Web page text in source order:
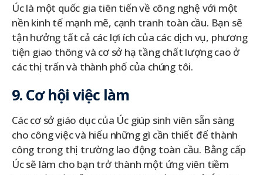
Úc là một quốc gia tiên tiến về công nghệ với một
nền kinh tế mạnh mẽ, cạnh tranh toàn cầu. Bạn sẽ
tận hưởng tất cả các lợi ích của các dịch vụ, phương
tiện giao thông và cơ sở hạ tầng chất lượng cao ở
các thị trấn và thành phố của chúng tôi.
9. Cơ hội việc làm
Các cơ sở giáo dục của Úc giúp sinh viên sẵn sàng
cho công việc và hiểu những gì cần thiết để thành
công trong thị trường lao động toàn cầu. Bằng cấp
Úc sẽ làm cho bạn trở thành một ứng viên tiềm